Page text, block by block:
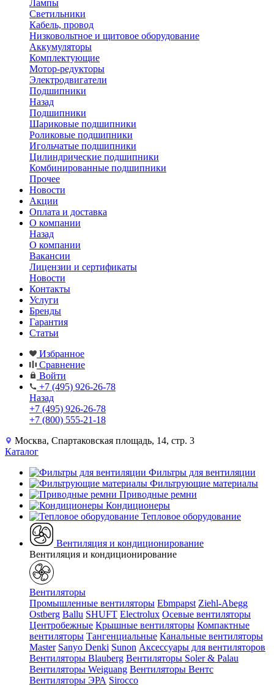
Лампы
Светильники
Кабель, провод
Низковольтное и щитовое оборудование
Аккумуляторы
Комплектующие
Мотор-редукторы
Электродвигатели
Подшипники
Назад
Подшипники
Шариковые подшипники
Роликовые подшипники
Игольчатые подшипники
Цилиндрические подшипники
Комбинированные подшипники
Прочее
Новости
Акции
Оплата и доставка
О компании
Назад
О компании
Вакансии
Лицензии и сертификаты
Новости
Контакты
Услуги
Бренды
Гарантия
Статьи
Избранное
Сравнение
Войти
+7 (495) 926-26-78
Назад
+7 (495) 926-26-78
+7 (800) 555-21-18
Москва, Спартаковская площадь, 14, стр. 3
Каталог
Фильтры для вентиляции
Фильтрующие материалы
Приводные ремни
Кондиционеры
Тепловое оборудование
Вентиляция и кондиционирование
Вентиляция и кондиционирование
Вентиляторы
Промышленные вентиляторы Ebmpapst Ziehl-Abegg
Ostberg Ballu SHUFT Electrolux Осевые вентиляторы
Центробежные Крышные вентиляторы Компактные
вентиляторы Тангенциальные Канальные вентиляторы
Master Sanyo Denki Sunon Аксессуары для вентиляторов
Вентиляторы Blauberg Вентиляторы Soler & Palau
Вентиляторы Weiguang Вентиляторы Вентс
Вентиляторы ЭРА Sirocco